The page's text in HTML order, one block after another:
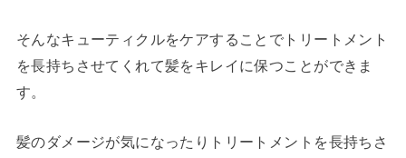
そんなキューティクルをケアすることでトリートメント
を長持ちさせてくれて髪をキレイに保つことができま
す。
髪のダメージが気になったりトリートメントを長持ちさ